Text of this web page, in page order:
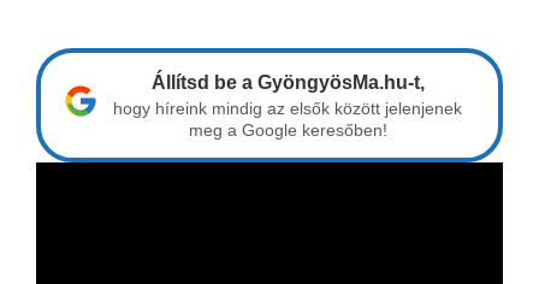
Állítsd be a GyöngyösMa.hu-t,
hogy híreink mindig az elsők között jelenjenek
meg a Google keresőben!